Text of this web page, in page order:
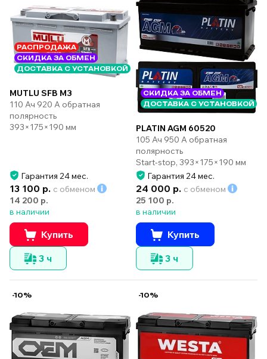
РАСПРОДАЖА
СКИДКА ЗА ОБМЕН
ДОСТАВКА С УСТАНОВКОЙ
MUTLU SFB M3
110 Ач 920 А обратная
полярность
393×175×190 мм
Гарантия 24 мес.
13 100 р. с обменом
14 200 р.
в наличии
Купить
3 ч
СКИДКА ЗА ОБМЕН
ДОСТАВКА С УСТАНОВКОЙ
PLATIN AGM 60520
105 Ач 950 А обратная
полярность
Start-stop, 393×175×190 мм
Гарантия 24 мес.
24 000 р. с обменом
25 100 р.
в наличии
Купить
3 ч
-10% -10%